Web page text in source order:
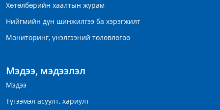
Хөтөлбөрийн хаалтын журам
Нийгмийн дүн шинжилгээ ба хэрэгжилт
Мониторинг, үнэлгээний төлөвлөгөө
Мэдээ, мэдээлэл
Мэдээ
Түгээмэл асуулт, хариулт